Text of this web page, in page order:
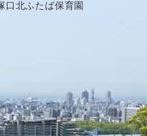
口北ふたば保育園